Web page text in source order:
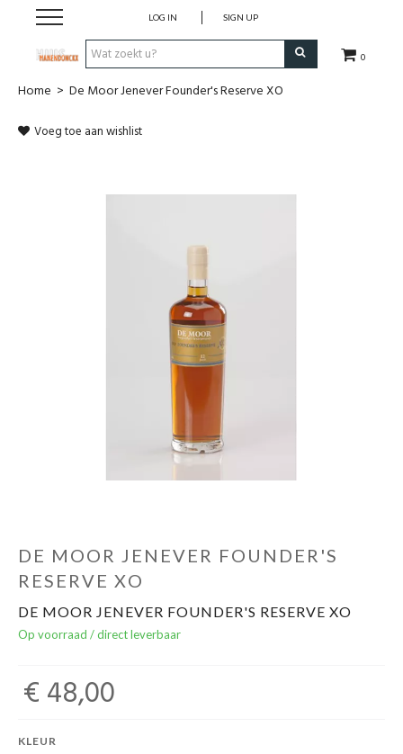
0
LOG IN SIGN UP
Wijnen
Geels Witteke De Maan's Jenever
Home > De Moor Jenever Founder's Reserve XO
Voeg toe aan wishlist
DE MOOR JENEVER FOUNDER'S
RESERVE XO
DE MOOR JENEVER FOUNDER'S RESERVE XO
Op voorraad / direct leverbaar
€ 48,00
KLEUR